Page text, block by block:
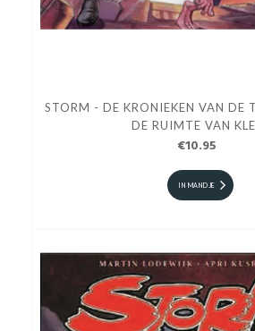
STORM - DE KRONIEKEN VAN DE
DE RUIMTE VAN
€10.95
IN MANDJE